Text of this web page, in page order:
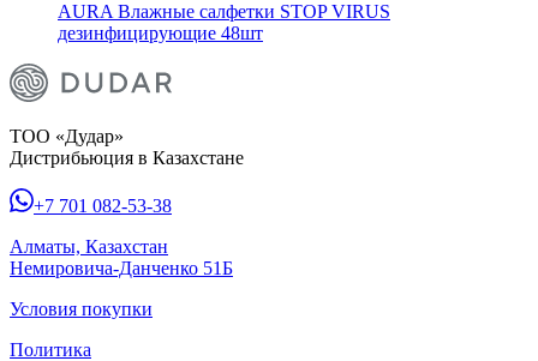
AURA Влажные салфетки STOP VIRUS
дезинфицирующие 48шт
ТОО «Дудар»
Дистрибьюция в Казахстане
+7 701 082-53-38
Алматы, Казахстан
Немировича-Данченко 51Б
Условия покупки
Политика